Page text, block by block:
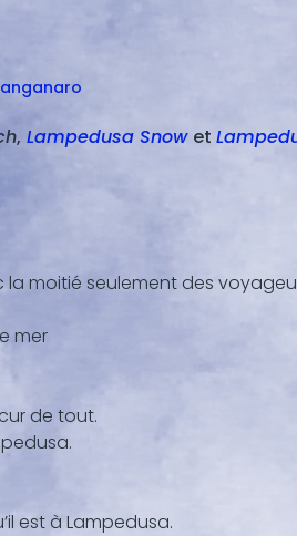
, Lampedusa Snow et
la moitié seulement des
mer
de tout.
est à Lampedusa.